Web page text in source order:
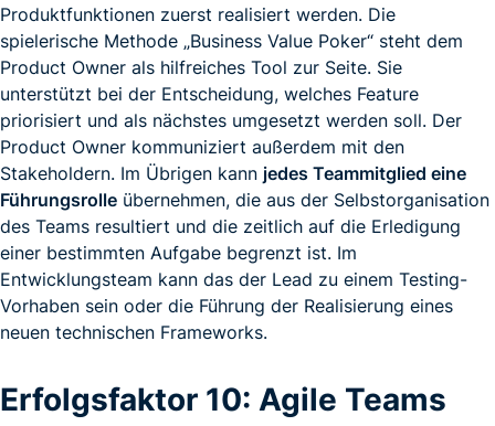
Produktfunktionen zuerst realisiert werden. Die
spielerische Methode „Business Value Poker“ steht dem
Product Owner als hilfreiches Tool zur Seite. Sie
unterstützt bei der Entscheidung, welches Feature
priorisiert und als nächstes umgesetzt werden soll. Der
Product Owner kommuniziert außerdem mit den
Stakeholdern. Im Übrigen kann jedes Teammitglied eine
Führungsrolle übernehmen, die aus der Selbstorganisation
des Teams resultiert und die zeitlich auf die Erledigung
einer bestimmten Aufgabe begrenzt ist. Im
Entwicklungsteam kann das der Lead zu einem Testing-
Vorhaben sein oder die Führung der Realisierung eines
neuen technischen Frameworks.
Erfolgsfaktor 10: Agile Teams